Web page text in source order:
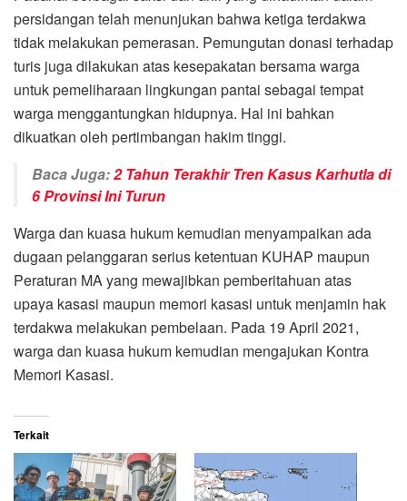
persidangan telah menunjukan bahwa ketiga terdakwa
tidak melakukan pemerasan. Pemungutan donasi terhadap
turis juga dilakukan atas kesepakatan bersama warga
untuk pemeliharaan lingkungan pantai sebagai tempat
warga menggantungkan hidupnya. Hal ini bahkan
dikuatkan oleh pertimbangan hakim tinggi.
Baca Juga:2 Tahun Terakhir Tren Kasus Karhutla di
6 Provinsi Ini Turun
Warga dan kuasa hukum kemudian menyampaikan ada
dugaan pelanggaran serius ketentuan KUHAP maupun
Peraturan MA yang mewajibkan pemberitahuan atas
upaya kasasi maupun memori kasasi untuk menjamin hak
terdakwa melakukan pembelaan. Pada 19 April 2021,
warga dan kuasa hukum kemudian mengajukan Kontra
Memori Kasasi.
Terkait